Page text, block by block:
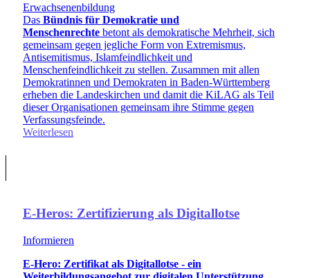
Erwachsenenbildung
Das Bündnis für Demokratie und
Menschenrechte betont als demokratische Mehrheit, sich
gemeinsam gegen jegliche Form von Extremismus,
Antisemitismus, Islamfeindlichkeit und
Menschenfeindlichkeit zu stellen. Zusammen mit allen
Demokratinnen und Demokraten in Baden-Württemberg
erheben die Landeskirchen und damit die KiLAG als Teil
dieser Organisationen gemeinsam ihre Stimme gegen
Verfassungsfeinde.
Weiterlesen
E-Heros: Zertifizierung als Digitallotse
Informieren
E-Hero: Zertifikat als Digitallotse - ein